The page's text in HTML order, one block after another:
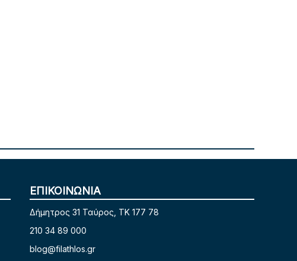
ΕΠΙΚΟΙΝΩΝΙΑ
Δήμητρος 31 Ταύρος, TK 177 78
210 34 89 000
blog@filathlos.gr